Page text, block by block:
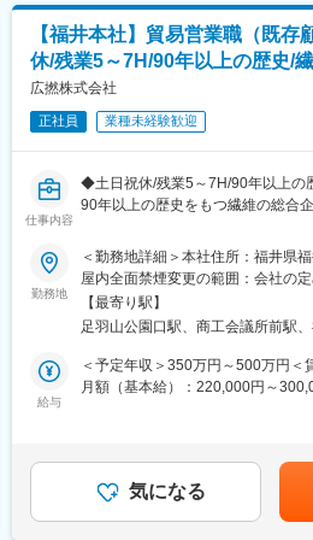
Point（2）：安心のサポート体制
座学を1～3週間程度行い、技術担
整えております。
Point（3）：社内イベントの充実さ
社員の方々に楽しく働いていただ
ントを開催しております。
制度でバックアップいたします。
・給与…等級別の人事制度に基づ
・賞与…業績評価制度に基づいて決
判断基準や実績・実力に応じて公
一度、ご自身で目標をかかげ、上
ンを考え実施していただきます。
■事業内容について：
・当社は、1909年創業の老舗企業
備工事と電材販売を中心とした３
支える役割を担っています。
（2）産電事業：重電機器やメカト
器を取り扱い、企業の生産活動を
（3）電設事業：電気設備工事、通
実績を持ち、公共施設や商業施設
います。
【福井本社】貿易営業職（既
休/残業5～7H/90年以上の歴史/
広撚株式会社
正社員 業種未経験歓迎
仕事内容
◆土日祝休/残業5～7H/90年以上の
90年以上の歴史をもつ繊維の総合
■具体的には：
・出張販売による海外営業活動、及
・海外のアパレル・問屋へ出張販
※幅広い業務に携わっていただきま
■業務の特徴：
・担当エリア：欧米・アジア・中
・目標値について：個人目標面接
勤務地
＜勤務地詳細＞本社住所：福井県
屋内全面禁煙変更の範囲：会社の
【最寄り駅】
足羽山公園口駅、商工会議所前駅
給与
＜予定年収＞350万円～500万円＜
月額（基本給）：220,000円～
額であり、選考を通じて上下する
固定手当を含めた表記です。
気になる